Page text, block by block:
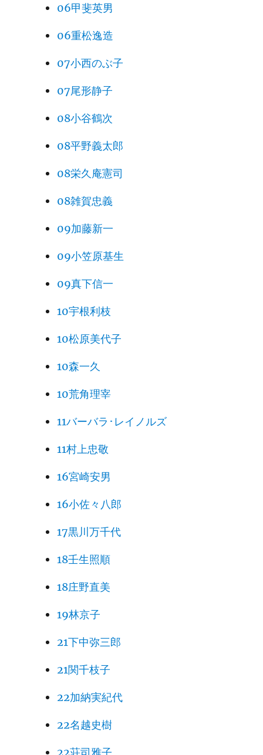
06甲斐英男
06重松逸造
07小西のぶ子
07尾形静子
08小谷鶴次
08平野義太郎
08栄久庵憲司
08雑賀忠義
09加藤新一
09小笠原基生
09真下信一
10宇根利枝
10松原美代子
10森一久
10荒角理宰
11バーバラ･レイノルズ
11村上忠敬
16宮崎安男
16小佐々八郎
17黒川万千代
18壬生照順
18庄野直美
19林京子
21下中弥三郎
21関千枝子
22加納実紀代
22名越史樹
22荘司雅子